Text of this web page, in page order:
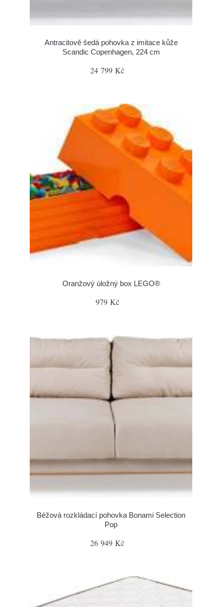
Antracitově šedá pohovka z imitace kůže
Scandic Copenhagen, 224 cm
24 799 Kč
Oranžový úložný box LEGO®
979 Kč
Béžová rozkládací pohovka Bonami Selection
Pop
26 949 Kč